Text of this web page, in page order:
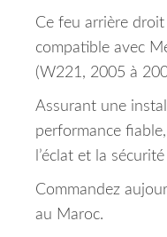
Ce feu arrière droit
compatible avec
(W221, 2005 à
Assurant une
performance
l’éclat et la
Commandez
au Maroc.